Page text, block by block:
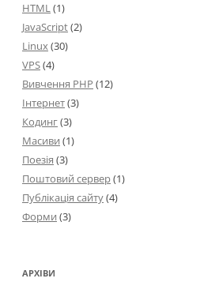
HTML(1)
JavaScript(2)
Linux(30)
VPS(4)
Вивчення PHP (12)
Інтернет(3)
Кодинг(3)
Масиви (1)
Поезія (3)
Поштовий сервер(1)
Публікація сайту(4)
Форми (3)
АРХІВИ